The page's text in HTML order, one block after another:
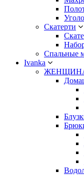
Скатерти
Спальные
Ivanka